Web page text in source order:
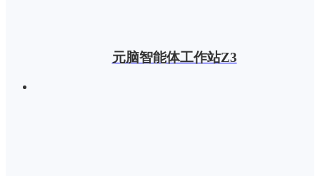
元脑智能体工作站Z3